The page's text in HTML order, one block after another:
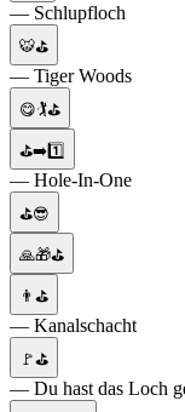
— Schlupfloch
🐯⛳
— Tiger Woods
😋🏌⛳
⛳➡️1️⃣
— Hole-In-One
⛳😎
🙏🎁⛳
👨⛳
— Kanalschacht
🚩⛳
— Du hast das Loch